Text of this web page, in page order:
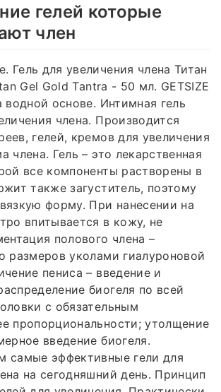
гелей которые
член
Гель для увеличения члена Титан
Gel Gold Tantra - 50 мл. GETSIZE
водной основе. Интимная гель
члена. Производится
гелей, кремов для увеличения
члена. Гель – это лекарственная
все компоненты растворены в
также загуститель, поэтому
форму. При нанесении на
впитывается в кожу, не
полового члена –
размеров уколами гиалуроновой
пениса – введение и
биогеля по всей
с обязательным
пропорциональности; утолщение
введение биогеля.
самые эффективные гели для
на сегодняшний день. Принцип